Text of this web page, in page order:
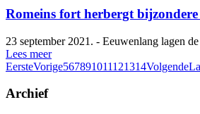
Romeins fort herbergt
23 september 2021. - Eeuwenlang lagen
Lees meer
EersteVorige567891011121314Volgende
Archief